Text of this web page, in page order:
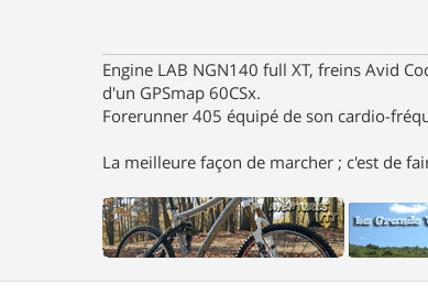
Engine LAB NGN140 full XT, freins Avid
d'un GPSmap 60CSx.
Forerunner 405 équipé de son cardio-
La meilleure façon de marcher ; c'est de